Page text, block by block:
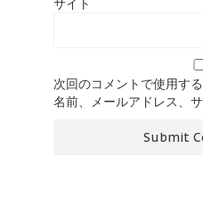
サイト
次回のコメントで使用す
名前、メールアドレス、サ